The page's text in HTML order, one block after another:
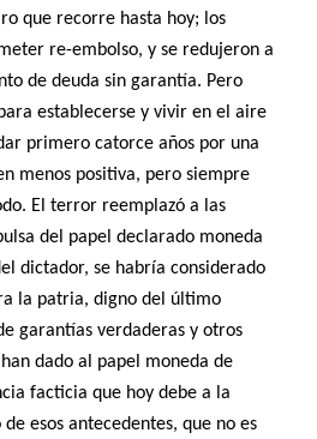
que recorre hasta hoy; los
re-embolso, y se redujeron a
de deuda sin garantía. Pero
establecerse y vivir en el aire
primero catorce años por una
menos positiva, pero siempre
El terror reemplazó a las
del papel declarado moneda
dictador, se habría considerado
la patria, digno del último
garantías verdaderas y otros
dado al papel moneda de
facticia que hoy debe a la
esos antecedentes, que no es